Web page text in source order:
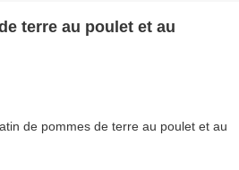
terre au poulet et au